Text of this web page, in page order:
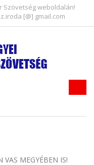
Szövetség weboldalán!
[@] gmail.com
MEGYÉBEN IS!